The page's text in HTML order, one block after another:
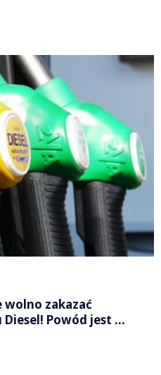
wolno zakazać
Powód jest …